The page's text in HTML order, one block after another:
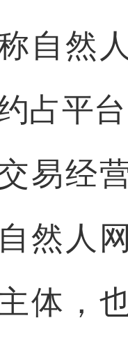
自然
占平
易经
自然人
主体，